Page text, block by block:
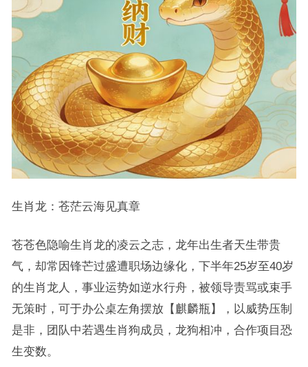
生肖龙：苍茫云海见真章
苍苍色隐喻生肖龙的凌云之志，龙年出生者天生带贵
气，却常因锋芒过盛遭职场边缘化，下半年25岁至40岁
的生肖龙人，事业运势如逆水行舟，被领导责骂或束手
无策时，可于办公桌左角摆放【麒麟瓶】，以威势压制
是非，团队中若遇生肖狗成员，龙狗相冲，合作项目恐
生变数。